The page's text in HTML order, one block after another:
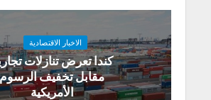
الاخبار الاقتصادية
كندا تعرض تنازلات
مقابل تخفيف الرسوم
الأمريكية